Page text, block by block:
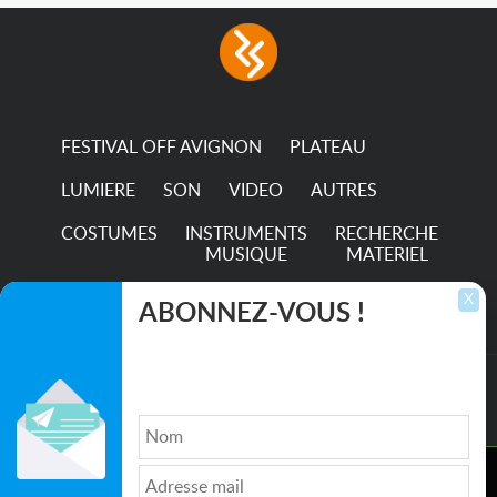
FESTIVAL OFF AVIGNON PLATEAU
LUMIERE SON VIDEO AUTRES
COSTUMES
INSTRUMENTS
MUSIQUE
RECHERCHE
MATERIEL
TRANSPORTS
Qui sommes nous ?| Médias
X
ABONNEZ-VOUS !
Ce site utilise des cookies pour améliorer l'expérience de